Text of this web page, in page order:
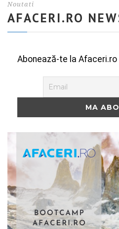
Noutati
AFACERI.RO
Abonează-te la